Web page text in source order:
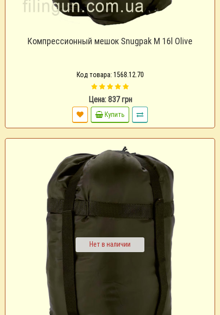
Компрессионный мешок Snugpak M 16l Olive
Код товара: 1568.12.70
Цена: 837 грн
Купить
Нет в наличии